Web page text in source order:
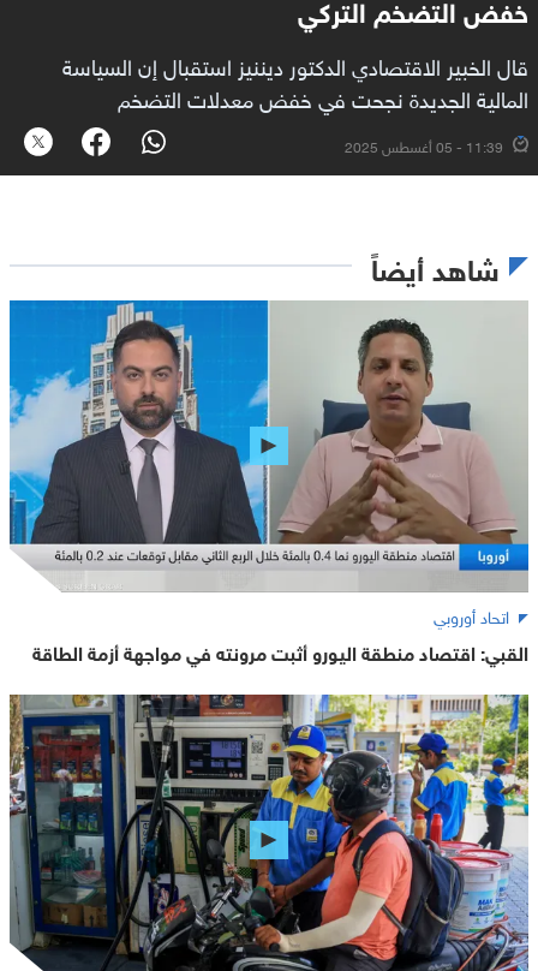
قال الخبير الاقتصادي الدكتور ديننيز استقبال إن السياسة
المالية الجديدة نجحت في خفض معدلات التضخم
11:39 - 05 أغسطس 2025
شاهد أيضاً
اتحاد أوروبي
القبي: اقتصاد منطقة اليورو أثبت مرونته في مواجهة أزمة الطاقة